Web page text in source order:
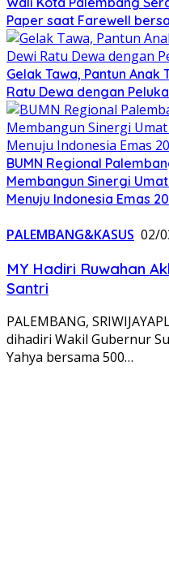
Paper saat Farewell
Gelak Tawa, Pantun Anak
Ratu Dewa dengan
BUMN Regional
Membangun Sinergi
Menuju Indonesia Emas
PALEMBANG&KASUS 02/
MY Hadiri Ruwahan
Santri
PALEMBANG,
dihadiri Wakil Gubernur
Yahya bersama 500…